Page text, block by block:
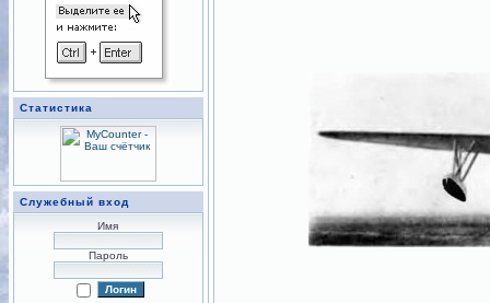
Статистика
Служебный вход
Имя
Пароль